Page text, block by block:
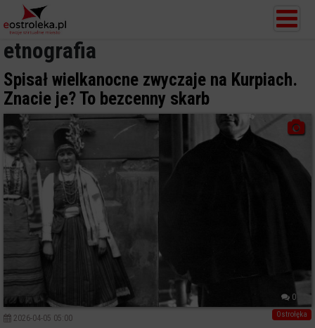
etnografia
Spisał wielkanocne zwyczaje na Kurpiach.
Znacie je? To bezcenny skarb
0
Ostrołęka
2026-04-05 05:00